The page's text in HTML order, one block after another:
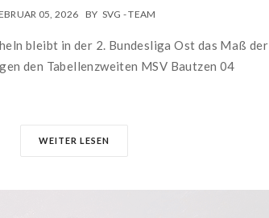
05, 2026 BY SVG - TEAM
bleibt in der 2. Bundesliga Ost das Maß der
den Tabellenzweiten MSV Bautzen 04
WEITER LESEN